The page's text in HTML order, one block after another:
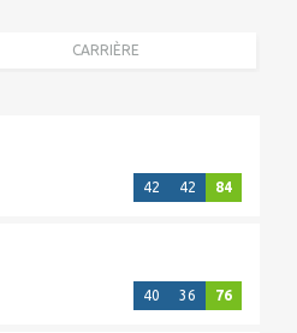
CARRIÈRE
42 42 84
40 36 76